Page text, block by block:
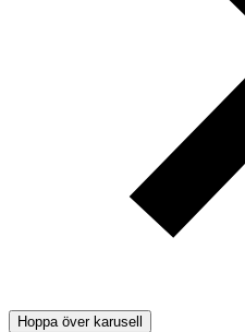
Hoppa över karusell